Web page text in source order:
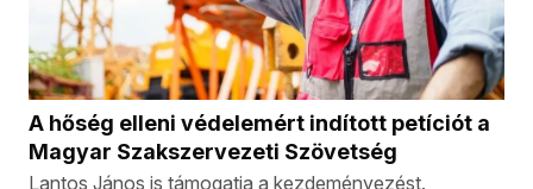
A hőség elleni védelemért indított petíciót a
Magyar Szakszervezeti Szövetség
Lantos János is támogatja a kezdeményezést.